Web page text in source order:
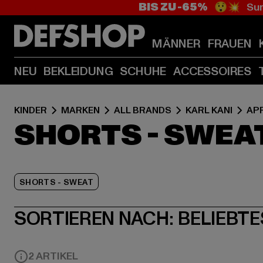
BIS ZU -65% 😲💥
MÄNNER FRAUEN
NEU BEKLEIDUNG SCHUHE ACCESSOIRES
KINDER MARKEN ALL BRANDS KARL KANI
SHORTS -
SHORTS - SWEAT
SORTIEREN NACH:
2 ARTIKEL